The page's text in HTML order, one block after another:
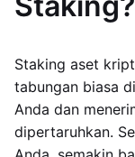
Staking aset
tabungan biasa
Anda dan
dipertaruhkan.